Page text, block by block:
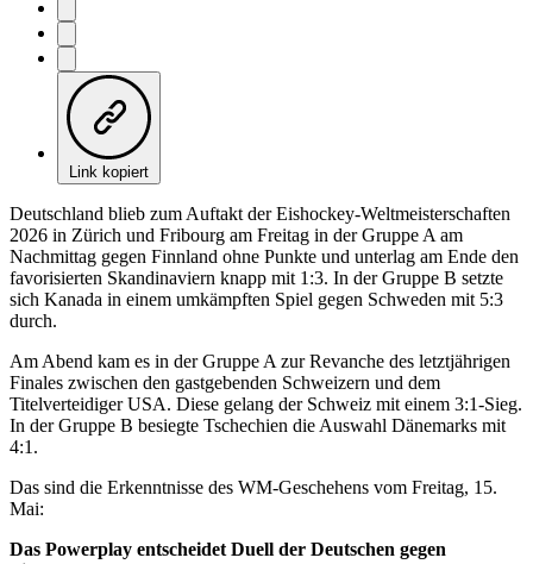
Link kopiert
Deutschland blieb zum Auftakt der Eishockey-Weltmeisterschaften
2026 in Zürich und Fribourg am Freitag in der Gruppe A am
Nachmittag gegen Finnland ohne Punkte und unterlag am Ende den
favorisierten Skandinaviern knapp mit 1:3. In der Gruppe B setzte
sich Kanada in einem umkämpften Spiel gegen Schweden mit 5:3
durch.
Am Abend kam es in der Gruppe A zur Revanche des letztjährigen
Finales zwischen den gastgebenden Schweizern und dem
Titelverteidiger USA. Diese gelang der Schweiz mit einem 3:1-Sieg.
In der Gruppe B besiegte Tschechien die Auswahl Dänemarks mit
4:1.
Das sind die Erkenntnisse des WM-Geschehens vom Freitag, 15.
Mai:
Das Powerplay entscheidet Duell der Deutschen gegen